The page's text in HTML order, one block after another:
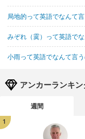
局地的って英語でなんて
みぞれ（霙）って英語で
小雨って英語でなんて言う
アンカーランキン
週間
1